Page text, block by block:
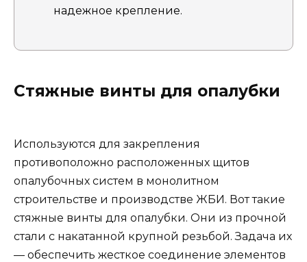
надежное крепление.
Стяжные винты для опалубки
Используются для закрепления
противоположно расположенных щитов
опалубочных систем в монолитном
строительстве и производстве ЖБИ. Вот такие
стяжные винты для опалубки. Они из прочной
стали с накатанной крупной резьбой. Задача их
— обеспечить жесткое соединение элементов